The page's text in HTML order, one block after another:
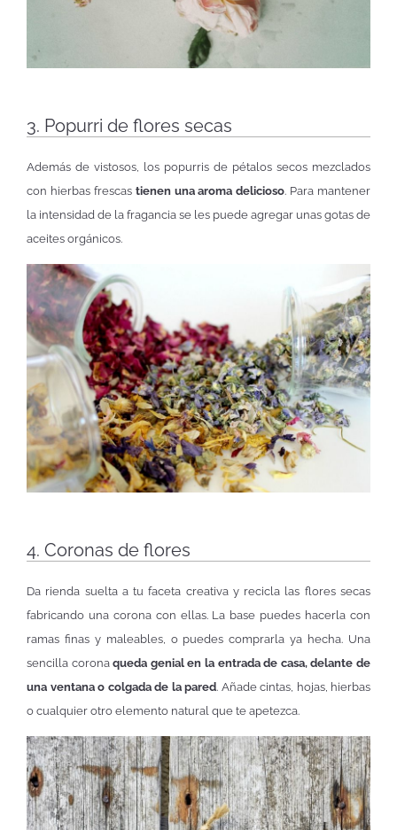
3. Popurri de flores secas
Además de vistosos, los popurris de pétalos secos mezclados
con hierbas frescas tienen una aroma delicioso. Para mantener
la intensidad de la fragancia se les puede agregar unas gotas de
aceites orgánicos.
4. Coronas de flores
Da rienda suelta a tu faceta creativa y recicla las flores secas
fabricando una corona con ellas. La base puedes hacerla con
ramas finas y maleables, o puedes comprarla ya hecha. Una
sencilla coronaqueda genial en la entrada de casa, delante de
una ventana o colgada de la pared. Añade cintas, hojas, hierbas
o cualquier otro elemento natural que te apetezca.